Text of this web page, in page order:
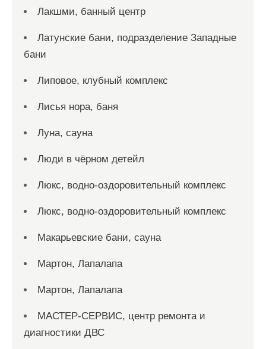
Лакшми, банный центр
Латунские бани, подразделение Западные
бани
Липовое, клубный комплекс
Лисья нора, баня
Луна, сауна
Люди в чёрном детейл
Люкс, водно-оздоровительный комплекс
Люкс, водно-оздоровительный комплекс
Макарьевские бани, сауна
Мартон, Лапалапа
Мартон, Лапалапа
МАСТЕР-СЕРВИС, центр ремонта и
диагностики ДВС